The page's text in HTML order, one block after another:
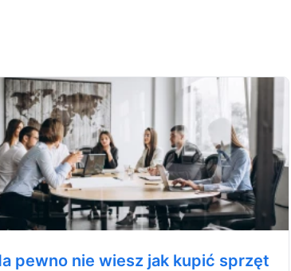
pewno nie wiesz jak kupić sprzęt